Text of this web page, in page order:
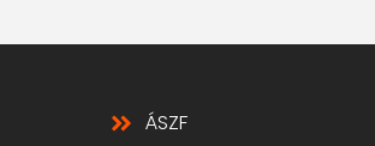
ÁSZF